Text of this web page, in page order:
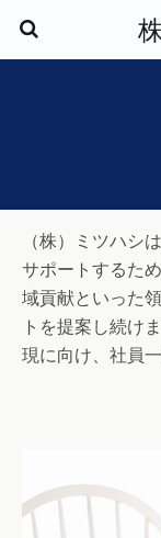
（株）ミツハシ
サポートするた
域貢献といった
トを提案し続け
現に向け、社員